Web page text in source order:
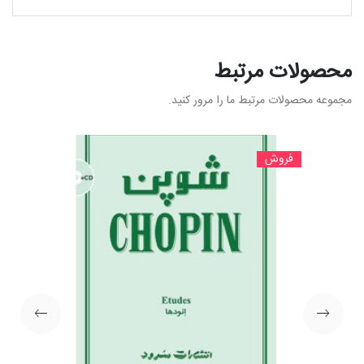
محصولات مرتبط
مجموعه محصولات مرتبط ما را مرور کنید.
فروش